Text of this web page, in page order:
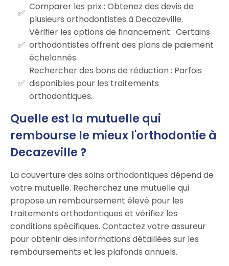
Comparer les prix : Obtenez des devis de
plusieurs orthodontistes à Decazeville.
Vérifier les options de financement : Certains
orthodontistes offrent des plans de paiement
échelonnés.
Rechercher des bons de réduction : Parfois
disponibles pour les traitements
orthodontiques.
Quelle est la mutuelle qui
rembourse le mieux l'orthodontie à
Decazeville ?
La couverture des soins orthodontiques dépend de
votre mutuelle. Recherchez une mutuelle qui
propose un remboursement élevé pour les
traitements orthodontiques et vérifiez les
conditions spécifiques. Contactez votre assureur
pour obtenir des informations détaillées sur les
remboursements et les plafonds annuels.